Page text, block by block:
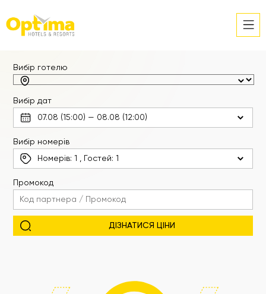
Вибір готелю
Вибір дат
Вибір номерів
Номерів:1 , Гостей: 1
Промокод